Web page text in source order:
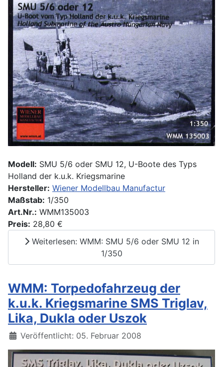
Modell: SMU 5/6 oder SMU 12, U-Boote des Typs
Holland der k.u.k. Kriegsmarine
Hersteller: Wiener Modellbau Manufactur
Maßstab: 1/350
Art.Nr.: WMM135003
Preis: 28,80 €
Weiterlesen: WMM: SMU 5/6 oder SMU 12 in
1/350
WMM: Torpedofahrzeug der
k.u.k. Kriegsmarine SMS Triglav,
Lika, Dukla oder Uszok
Details
Veröffentlicht: 05. Februar 2008